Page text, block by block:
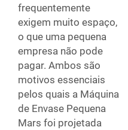
frequentemente
exigem muito espaço,
o que uma pequena
empresa não pode
pagar. Ambos são
motivos essenciais
pelos quais a Máquina
de Envase Pequena
Mars foi projetada